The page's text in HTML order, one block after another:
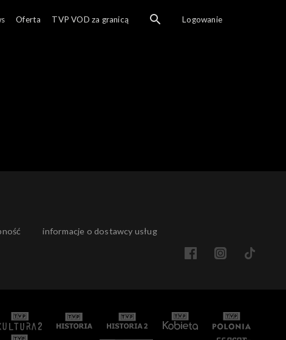
informacje o dostawcy usług
Oferta TVP VOD za granicą Logowanie